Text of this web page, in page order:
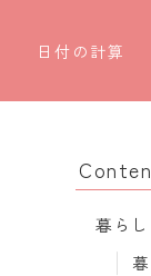
日付の計算
○日後の日付・
暮ら